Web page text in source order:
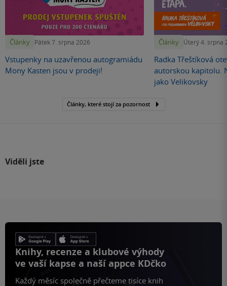
Články Pátek 7. srpna 2026
Vstupenky na uzavřenou autogramiádu
Mony Kasten jsou v prodeji!
Články Úterý 4. srpna
Radka Třeštíková
autorskou kapitolu.
jako Velikovsky
Články, které stojí za pozornost
Viděli jste
Knihy, recenze a klubové výhody
ve vaší kapse a naší appce KDčko
Každý měsíc společně přečteme tisíce knih